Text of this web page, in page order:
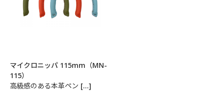
マイクロニッパ 115mm（MN-
115）
高級感のある本革ペン […]